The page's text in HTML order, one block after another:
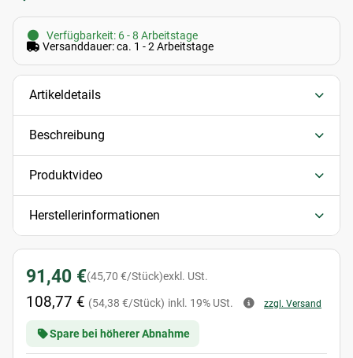
Verfügbarkeit: 6 - 8 Arbeitstage
Versanddauer: ca. 1 - 2 Arbeitstage
Artikeldetails
Beschreibung
Produktvideo
Herstellerinformationen
91,40 €(45,70 €/Stück)exkl. USt.
108,77 € (54,38 €/Stück) inkl. 19% USt. zzgl. Versand
Spare bei höherer Abnahme